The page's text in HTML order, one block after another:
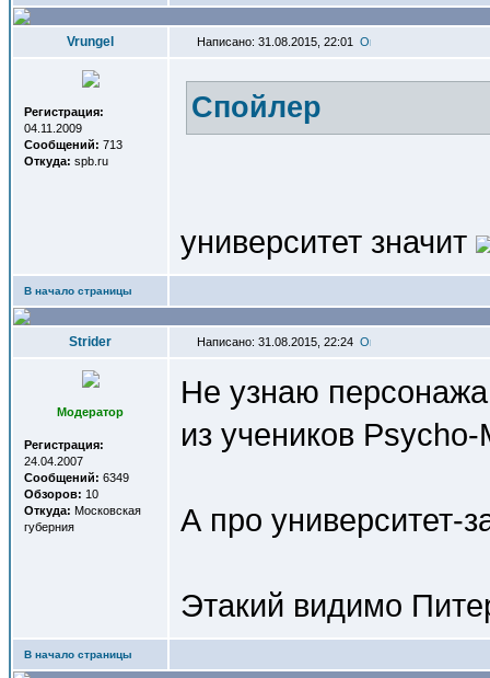
Vrungel Написано: 31.08.2015, 22:01
Регистрация:
04.11.2009
Сообщений: 713
Откуда: spb.ru
Спойлер
университет значит
В начало страницы
Strider Написано: 31.08.2015, 22:24
Модератор
Регистрация:
24.04.2007
Сообщений: 6349
Обзоров: 10
Откуда: Московская
губерния
Не узнаю
из учеников
А про университет-
Этакий видимо
В начало страницы